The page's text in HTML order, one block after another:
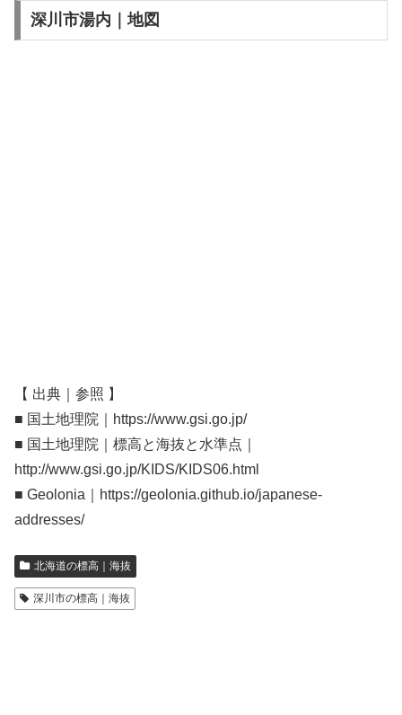
深川市湯内｜地図
【 出典｜参照 】
■ 国土地理院｜https://www.gsi.go.jp/
■ 国土地理院｜標高と海抜と水準点｜
http://www.gsi.go.jp/KIDS/KIDS06.html
■ Geolonia｜https://geolonia.github.io/japanese-
addresses/
北海道の標高｜海抜
深川市の標高｜海抜